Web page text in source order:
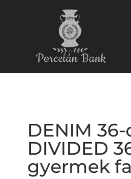
DENIM
DIVIDED
gyermek